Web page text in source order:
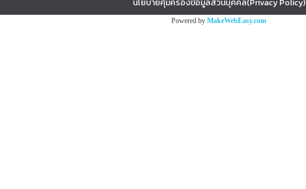
นโยบายคุ้มครองข้อมูลส่วนบุคคล(Privacy Policy)
Powered by MakeWebEasy.com